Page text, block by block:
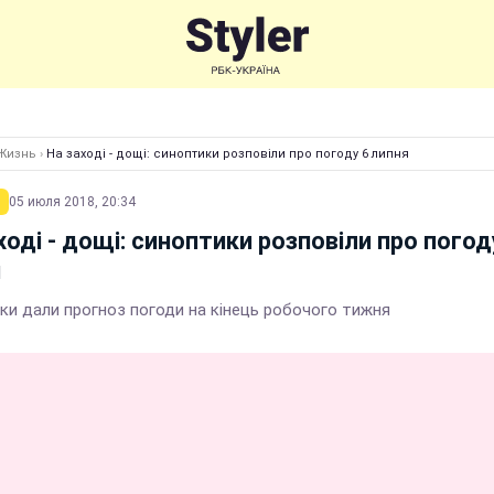
› На заході - дощі: синоптики розповіли про погоду 6 липня
05 июля 2018, 20:34
- дощі: синоптики розповіли про
дали прогноз погоди на кінець робочого тижня